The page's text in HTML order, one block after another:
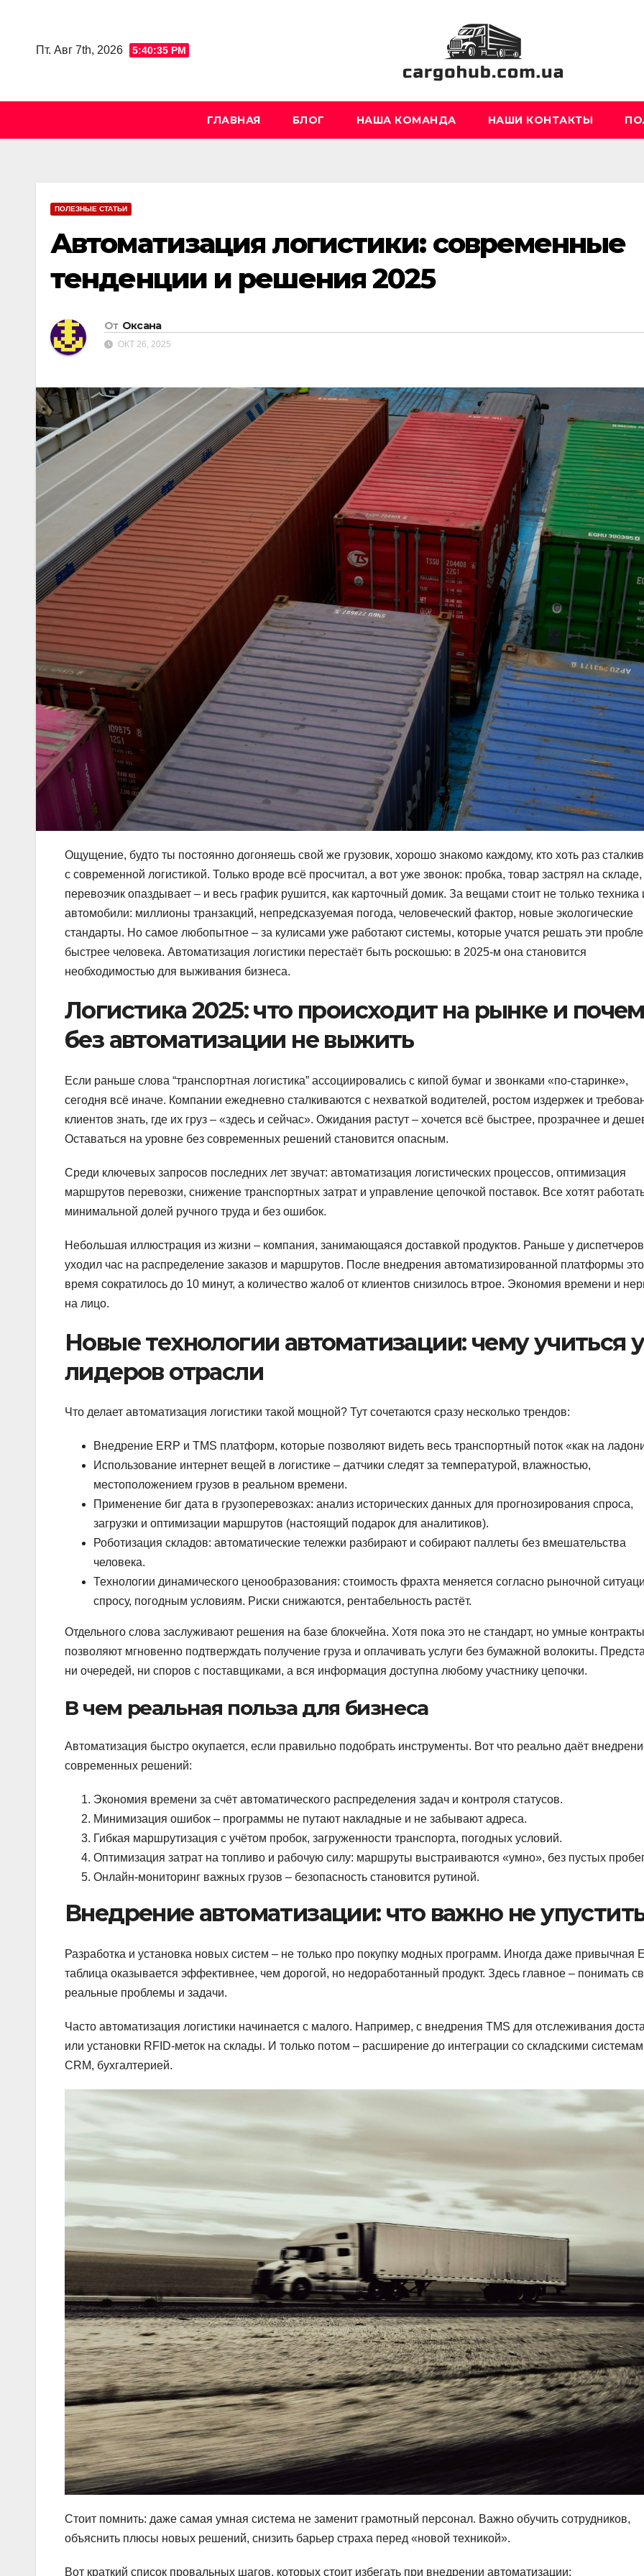
Пт. Авг 7th, 2026 5:40:36 PM
ГЛАВНАЯ БЛОГ НАША КОМАНДА НАШИ КОНТАКТЫ
ПОЛЕЗНЫЕ СТАТЬИ
Автоматизация логистики: современные
тенденции и решения 2025
От Оксана
ОКТ 26, 2025
Ощущение, будто ты постоянно догоняешь свой же грузовик, хорошо знакомо каждому, кто хоть раз
с современной логистикой. Только вроде всё просчитал, а вот уже звонок: пробка, товар застрял на складе,
перевозчик опаздывает – и весь график рушится, как карточный домик. За вещами стоит не только техника
автомобили: миллионы транзакций, непредсказуемая погода, человеческий фактор, новые экологические
стандарты. Но самое любопытное – за кулисами уже работают системы, которые учатся решать эти
быстрее человека. Автоматизация логистики перестаёт быть роскошью: в 2025-м она становится
необходимостью для выживания бизнеса.
Логистика 2025: что происходит на рынке и
без автоматизации не выжить
Если раньше слова “транспортная логистика” ассоциировались с кипой бумаг и звонками «по-старинке»,
сегодня всё иначе. Компании ежедневно сталкиваются с нехваткой водителей, ростом издержек и
клиентов знать, где их груз – «здесь и сейчас». Ожидания растут – хочется всё быстрее, прозрачнее и
Оставаться на уровне без современных решений становится опасным.
Среди ключевых запросов последних лет звучат: автоматизация логистических процессов, оптимизация
маршрутов перевозки, снижение транспортных затрат и управление цепочкой поставок. Все хотят
минимальной долей ручного труда и без ошибок.
Небольшая иллюстрация из жизни – компания, занимающаяся доставкой продуктов. Раньше у диспетчеров
уходил час на распределение заказов и маршрутов. После внедрения автоматизированной платформы это
время сократилось до 10 минут, а количество жалоб от клиентов снизилось втрое. Экономия времени и
на лицо.
Новые технологии автоматизации: чему учиться у
лидеров отрасли
Что делает автоматизация логистики такой мощной? Тут сочетаются сразу несколько трендов:
Внедрение ERP и TMS платформ, которые позволяют видеть весь транспортный поток «как на
Использование интернет вещей в логистике – датчики следят за температурой, влажностью,
местоположением грузов в реальном времени.
Применение биг дата в грузоперевозках: анализ исторических данных для прогнозирования спроса,
загрузки и оптимизации маршрутов (настоящий подарок для аналитиков).
Роботизация складов: автоматические тележки разбирают и собирают паллеты без вмешательства
человека.
Технологии динамического ценообразования: стоимость фрахта меняется согласно рыночной
спросу, погодным условиям. Риски снижаются, рентабельность растёт.
Отдельного слова заслуживают решения на базе блокчейна. Хотя пока это не стандарт, но умные
позволяют мгновенно подтверждать получение груза и оплачивать услуги без бумажной волокиты.
ни очередей, ни споров с поставщиками, а вся информация доступна любому участнику цепочки.
В чем реальная польза для бизнеса
Автоматизация быстро окупается, если правильно подобрать инструменты. Вот что реально даёт
современных решений:
Экономия времени за счёт автоматического распределения задач и контроля статусов.
Минимизация ошибок – программы не путают накладные и не забывают адреса.
Гибкая маршрутизация с учётом пробок, загруженности транспорта, погодных условий.
Оптимизация затрат на топливо и рабочую силу: маршруты выстраиваются «умно», без пустых
Онлайн-мониторинг важных грузов – безопасность становится рутиной.
Внедрение автоматизации: что важно не
Разработка и установка новых систем – не только про покупку модных программ. Иногда даже привычная
таблица оказывается эффективнее, чем дорогой, но недоработанный продукт. Здесь главное – понимать
реальные проблемы и задачи.
Часто автоматизация логистики начинается с малого. Например, с внедрения TMS для отслеживания
или установки RFID-меток на склады. И только потом – расширение до интеграции со складскими
CRM, бухгалтерией.
Стоит помнить: даже самая умная система не заменит грамотный персонал. Важно обучить сотрудников,
объяснить плюсы новых решений, снизить барьер страха перед «новой техникой».
Вот краткий список провальных шагов, которых стоит избегать при внедрении автоматизации: